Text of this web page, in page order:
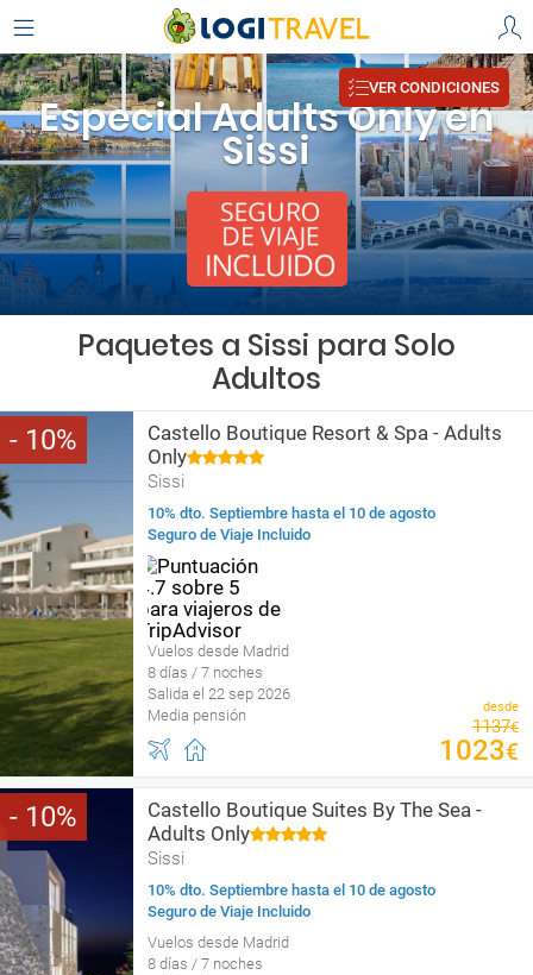
Especial Adults Only en
Sissi
VER CONDICIONES
Paquetes a Sissi para Solo
Adultos
10
Castello Boutique Resort & Spa - Adults
Only
Sissi
10% dto. Septiembre hasta el 10 de agosto
Seguro de Viaje Incluido
Vuelos desde Madrid
8 días / 7 noches
Salida el 22 sep 2026
Media pensión
desde
1137€
1023€
10
Castello Boutique Suites By The Sea -
Adults Only
Sissi
10% dto. Septiembre hasta el 10 de agosto
Seguro de Viaje Incluido
Vuelos desde Madrid
8 días / 7 noches